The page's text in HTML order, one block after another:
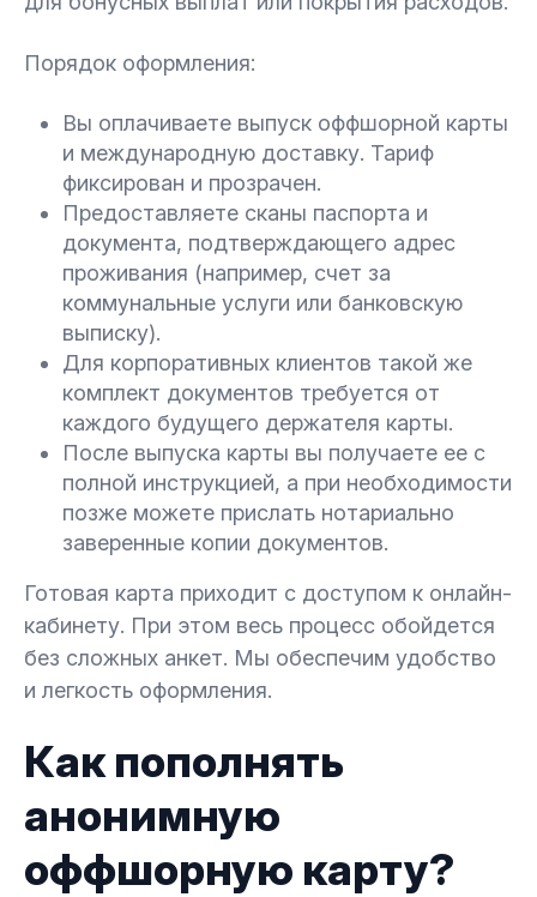
Порядок оформления:
Вы оплачиваете выпуск оффшорной карты
и международную доставку. Тариф
фиксирован и прозрачен.
Предоставляете сканы паспорта и
документа, подтверждающего адрес
проживания (например, счет за
коммунальные услуги или банковскую
выписку).
Для корпоративных клиентов такой же
комплект документов требуется от
каждого будущего держателя карты.
После выпуска карты вы получаете ее с
полной инструкцией, а при необходимости
позже можете прислать нотариально
заверенные копии документов.
Готовая карта приходит с доступом к онлайн-
кабинету. При этом весь процесс обойдется
без сложных анкет. Мы обеспечим удобство
и легкость оформления.
Как пополнять
анонимную
оффшорную карту?